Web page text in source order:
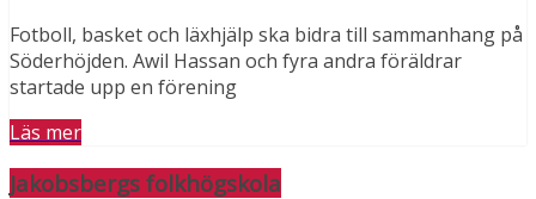
Fotboll, basket och läxhjälp ska bidra till sammanhang på
Söderhöjden. Awil Hassan och fyra andra föräldrar
startade upp en förening
Läs mer
Jakobsbergs folkhögskola